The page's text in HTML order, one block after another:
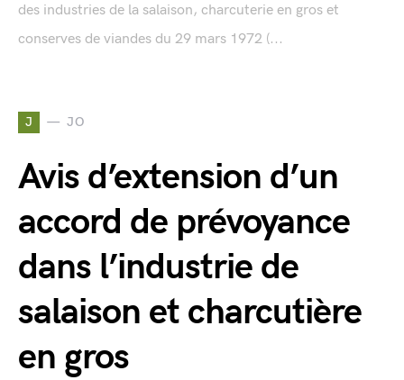
des industries de la salaison, charcuterie en gros et
conserves de viandes du 29 mars 1972 (...
J JO
Avis d’extension d’un
accord de prévoyance
dans l’industrie de
salaison et charcutière
en gros